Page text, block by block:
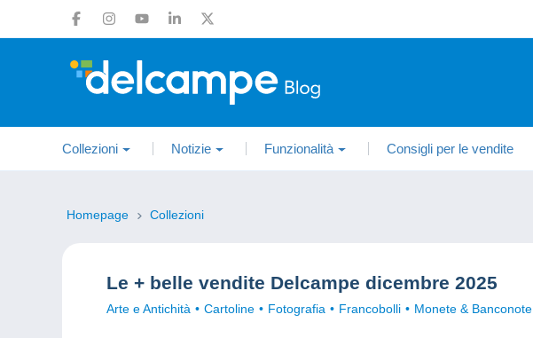
Collezioni Notizie Funzionalità Consigli per le vendite
Homepage Collezioni
Le + belle vendite Delcampe dicembre 2025
Arte e Antichità Cartoline Fotografia Francobolli Monete & Banconote